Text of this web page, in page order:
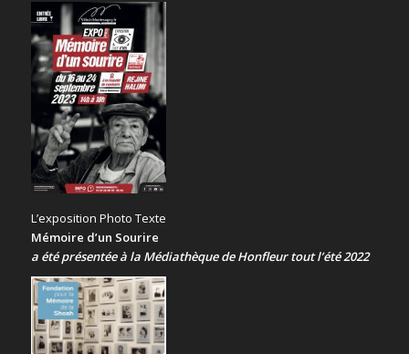
L’exposition Photo Texte
Mémoire d’un Sourire
a été présentéeà la Médiathèque de Honfleur tout l’été 2022